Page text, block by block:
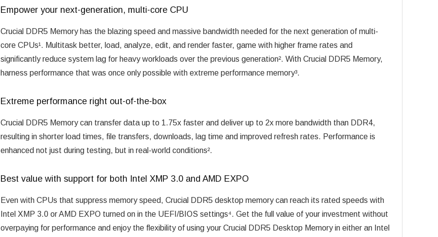
Empower your next-generation, multi-core CPU
Crucial DDR5 Memory has the blazing speed and massive bandwidth needed for the next generation of multi-
core CPUs¹. Multitask better, load, analyze, edit, and render faster, game with higher frame rates and
significantly reduce system lag for heavy workloads over the previous generation². With Crucial DDR5 Memory,
harness performance that was once only possible with extreme performance memory³.
Extreme performance right out-of-the-box
Crucial DDR5 Memory can transfer data up to 1.75x faster and deliver up to 2x more bandwidth than DDR4,
resulting in shorter load times, file transfers, downloads, lag time and improved refresh rates. Performance is
enhanced not just during testing, but in real-world conditions².
Best value with support for both Intel XMP 3.0 and AMD EXPO
Even with CPUs that suppress memory speed, Crucial DDR5 desktop memory can reach its rated speeds with
Intel XMP 3.0 or AMD EXPO turned on in the UEFI/BIOS settings⁴. Get the full value of your investment without
overpaying for performance and enjoy the flexibility of using your Crucial DDR5 Desktop Memory in either an Intel